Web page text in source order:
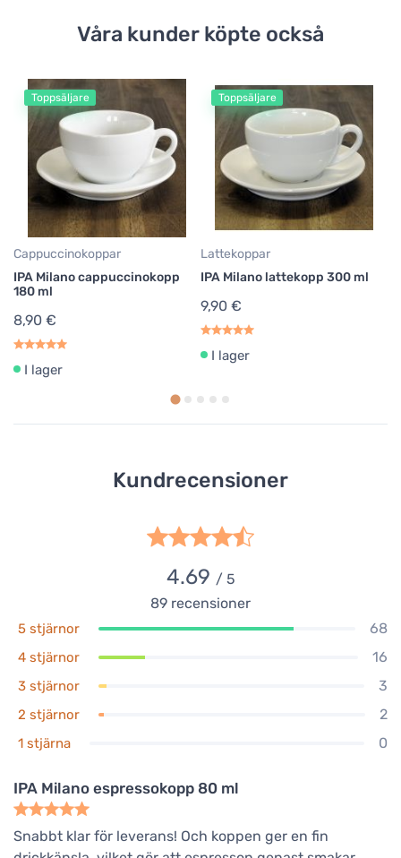
Våra kunder köpte också
Toppsäljare
Cappuccinokoppar
IPA Milano cappuccinokopp
180 ml
8,90 €
I lager
Toppsäljare
Lattekoppar
IPA Milano lattekopp 300 ml
9,90 €
I lager
Kundrecensioner
4.69 / 5
89 recensioner
5 stjärnor 68
4 stjärnor 16
3 stjärnor 3
2 stjärnor 2
1 stjärna 0
IPA Milano espressokopp 80 ml
Snabbt klar för leverans! Och koppen ger en fin